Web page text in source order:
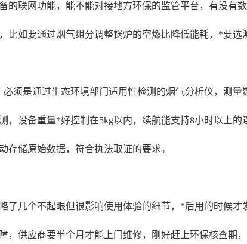
的联网功能，能不能对接地方环保的监管平台，有没有
比如要通过烟气组分调整锅炉的空燃比降低能耗，*要
须是通过生态环境部门适用性检测的烟气分析仪，测
，设备重量*好控制在5kg以内，续航能支持8小时以上
存储原始数据，符合执法取证的要求。
几个不起眼但很影响使用体验的细节，*后用的时候才
，供应商要半个月才能上门维修，刚好赶上环保核查期